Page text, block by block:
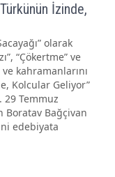
İzinde,
olarak
“Çökertme” ve
kahramanlarını
Kolcular Geliyor”
29 Temmuz
Boratav Bağçivan
edebiyata